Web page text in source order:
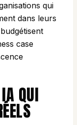
qui
dans leurs
case
QUI